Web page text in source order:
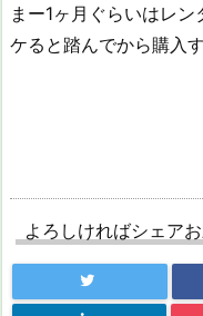
まー1ヶ月ぐらいはレ
ケると踏んでから購入
よろしければシェア